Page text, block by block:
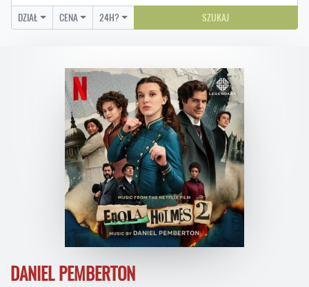
DZIAŁ CENA 24H? SZUKAJ
DANIEL PEMBERTON